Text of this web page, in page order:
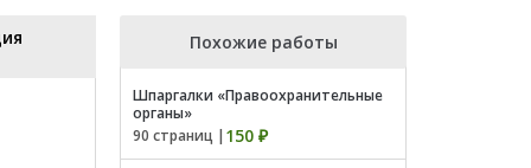
Похожие работы
Шпаргалки «Правоохранительные
органы»
90 страниц | 150 ₽